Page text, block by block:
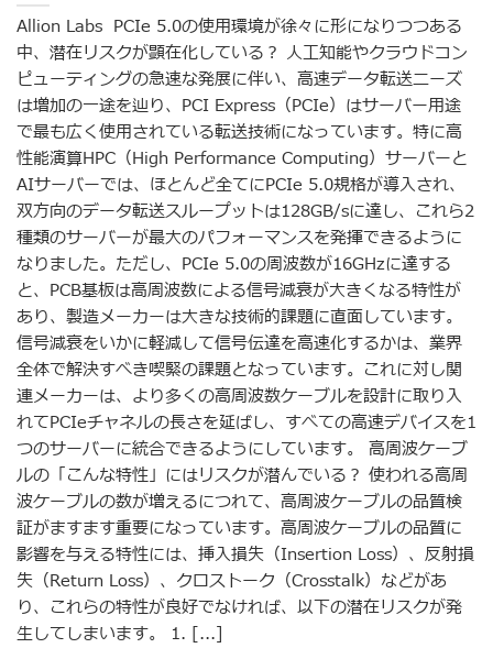
Allion Labs PCIe 5.0の使用環境が徐々に形になりつつある
中、潜在リスクが顕在化している？ 人工知能やクラウドコン
ピューティングの急速な発展に伴い、高速データ転送ニーズ
は増加の一途を辿り、PCI Express（PCIe）はサーバー用途
で最も広く使用されている転送技術になっています。特に高
性能演算HPC（High Performance Computing）サーバーと
AIサーバーでは、ほとんど全てにPCIe 5.0規格が導入され、
双方向のデータ転送スループットは128GB/sに達し、これら2
種類のサーバーが最大のパフォーマンスを発揮できるように
なりました。ただし、PCIe 5.0の周波数が16GHzに達する
と、PCB基板は高周波数による信号減衰が大きくなる特性が
あり、製造メーカーは大きな技術的課題に直面しています。
信号減衰をいかに軽減して信号伝達を高速化するかは、業界
全体で解決すべき喫緊の課題となっています。これに対し関
連メーカーは、より多くの高周波数ケーブルを設計に取り入
れてPCIeチャネルの長さを延ばし、すべての高速デバイスを1
つのサーバーに統合できるようにしています。 高周波ケーブ
ルの「こんな特性」にはリスクが潜んでいる？ 使われる高周
波ケーブルの数が増えるにつれて、高周波ケーブルの品質検
証がますます重要になっています。高周波ケーブルの品質に
影響を与える特性には、挿入損失（Insertion Loss）、反射損
失（Return Loss）、クロストーク（Crosstalk）などがあ
り、これらの特性が良好でなければ、以下の潜在リスクが発
生してしまいます。 1. [...]